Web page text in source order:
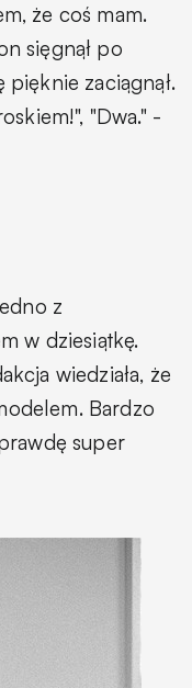
że coś mam.
sięgnął po
zaciągnął.
"Dwa." -
z
w dziesiątkę.
wiedziała, że
Bardzo
super